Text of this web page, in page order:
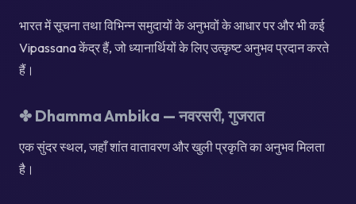
भारत में सूचना तथा विभिन्न समुदायों के अनुभवों के आधार पर और भी कई
Vipassana केंद्र हैं, जो ध्यानार्थियों के लिए उत्कृष्ट अनुभव प्रदान करते
हैं।
✤ Dhamma Ambika — नवरसरी, गुजरात
एक सुंदर स्थल, जहाँ शांत वातावरण और खुली प्रकृति का अनुभव मिलता
है।